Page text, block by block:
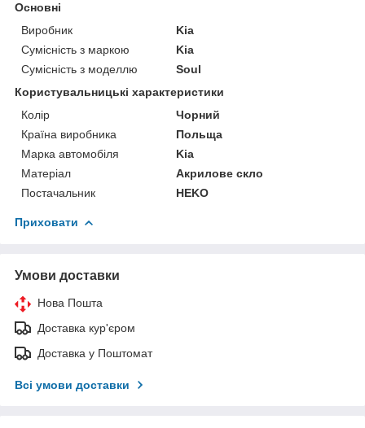
Основні
Виробник
Kia
Сумісність з маркою
Kia
Сумісність з моделлю
Soul
Користувальницькі характеристики
Колір
Чорний
Країна виробника
Польща
Марка автомобіля
Kia
Матеріал
Акрилове скло
Постачальник
HEKO
Приховати
Умови доставки
Нова Пошта
Доставка кур'єром
Доставка у Поштомат
Всі умови доставки